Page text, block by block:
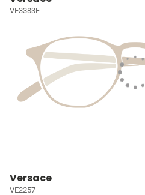
VE3383F
Versace
VE2257